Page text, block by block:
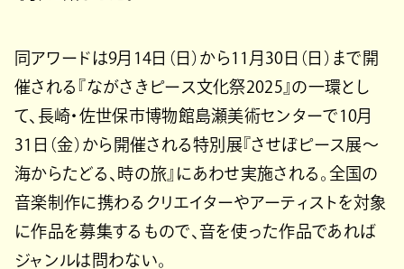
同アワードは9月14日（日）から11月30日（日）まで開
催される『ながさきピース文化祭2025』の一環とし
て、長崎・佐世保市博物館島瀬美術センターで10月
31日（金）から開催される特別展『させぼピース展〜
海からたどる、時の旅』にあわせ実施される。全国の
音楽制作に携わるクリエイターやアーティストを対象
に作品を募集するもので、音を使った作品であれば
ジャンルは問わない。